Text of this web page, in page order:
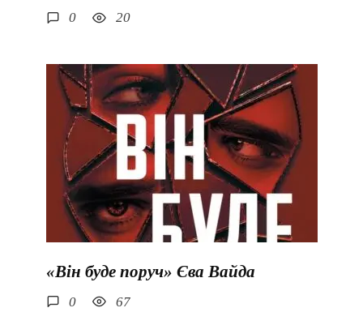
0 20
«Він буде поруч» Єва Вайда
0 67